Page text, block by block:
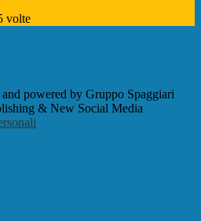
volte
powered by Gruppo Spaggiari
& New Social Media